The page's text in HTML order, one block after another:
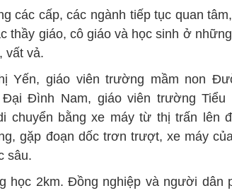
các cấp, các ngành tiếp tục quan
thầy giáo, cô giáo và học sinh ở
vất vả.
Yến, giáo viên trường mầm non
Đình Nam, giáo viên trường Tiểu
bằng xe máy từ thị trấn lên
gặp đoạn dốc trơn trượt, xe máy
sâu.
học 2km. Đồng nghiệp và người dân